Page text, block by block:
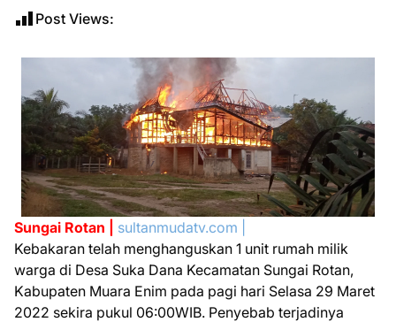
Post Views:
Sungai Rotan | sultanmudatv.com |
Kebakaran telah menghanguskan 1 unit rumah milik
warga di Desa Suka Dana Kecamatan Sungai Rotan,
Kabupaten Muara Enim pada pagi hari Selasa 29 Maret
2022 sekira pukul 06:00WIB. Penyebab terjadinya